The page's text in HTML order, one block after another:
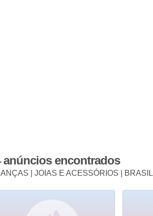
anúncios encontrados
| JOIAS E ACESSÓRIOS | BRASIL